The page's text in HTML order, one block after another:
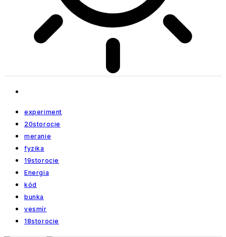
experiment
20storocie
meranie
fyzika
19storocie
Energia
kód
bunka
vesmír
18storocie